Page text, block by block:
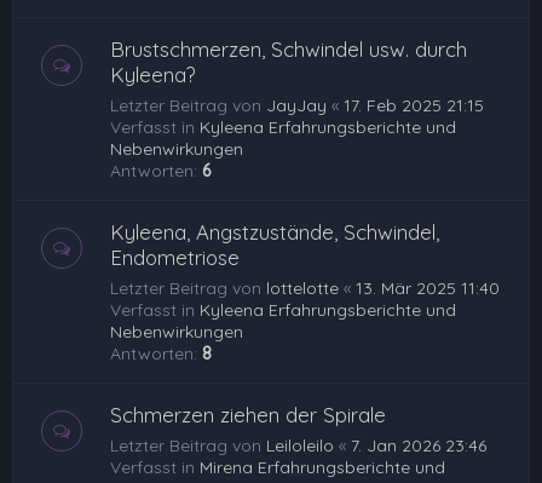
Brustschmerzen, Schwindel usw. durch
Kyleena?
Letzter Beitrag von JayJay « 17. Feb 2025 21:15
Verfasst in Kyleena Erfahrungsberichte und
Nebenwirkungen
Antworten: 6
Kyleena, Angstzustände, Schwindel,
Endometriose
Letzter Beitrag von lottelotte « 13. Mär 2025 11:40
Verfasst in Kyleena Erfahrungsberichte und
Nebenwirkungen
Antworten: 8
Schmerzen ziehen der Spirale
Letzter Beitrag von Leiloleilo « 7. Jan 2026 23:46
Verfasst in Mirena Erfahrungsberichte und